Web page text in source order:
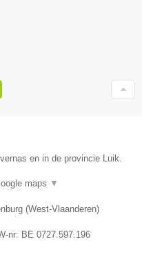
en in de provincie Luik.
maps ▼
(West-Vlaanderen)
nr: BE 0727.597.196